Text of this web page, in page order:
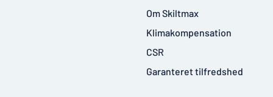
Om Skiltmax
Klimakompensation
CSR
Garanteret tilfredshed